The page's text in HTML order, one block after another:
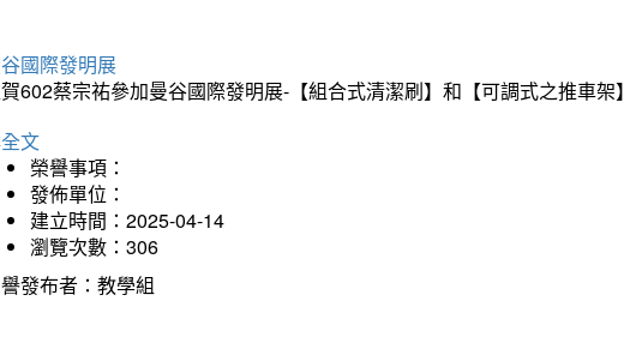
國際發明展
602蔡宗祐參加曼谷國際發明展-【組合式清潔刷】和【可調式之推車架】
文
榮譽事項：
發佈單位：
建立時間：2025-04-14
瀏覽次數：306
發布者：教學組